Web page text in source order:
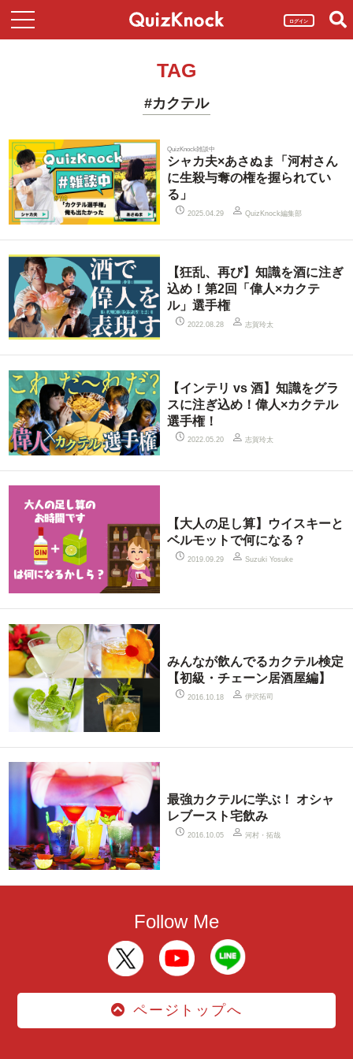
ログイン
TAG
#カクテル
QuizKnock雑談中
シャカ夫×あさぬま「河村さん
に生殺与奪の権を握られてい
る」
2025.04.29 QuizKnock編集部
【狂乱、再び】知識を酒に注ぎ
込め！第2回「偉人×カクテ
ル」選手権
2022.08.28 志賀玲太
【インテリ vs 酒】知識をグラ
スに注ぎ込め！偉人×カクテル
選手権！
2022.05.20 志賀玲太
【大人の足し算】ウイスキーと
ベルモットで何になる？
2019.09.29 Suzuki Yosuke
みんなが飲んでるカクテル検定
【初級・チェーン居酒屋編】
2016.10.18 伊沢拓司
最強カクテルに学ぶ！ オシャ
レブースト宅飲み
2016.10.05 河村・拓哉
Follow Me
ページトップへ